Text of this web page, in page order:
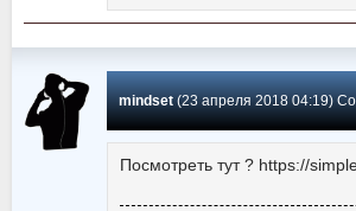
mindset(23 апреля 2018 04:19) Сообщение
Посмотреть тут ? https://